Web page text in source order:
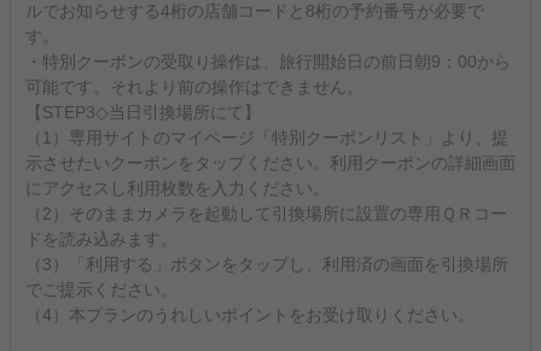
ルでお知らせする4桁の店舗コードと8桁の予約番号が必要で
す。
・特別クーポンの受取り操作は、旅行開始日の前日朝9：00から
可能です。それより前の操作はできません。
【STEP3◇当日引換場所にて】
（1）専用サイトのマイページ「特別クーポンリスト」より、提
示させたいクーポンをタップください。利用クーポンの詳細画面
にアクセスし利用枚数を入力ください。
（2）そのままカメラを起動して引換場所に設置の専用ＱＲコー
ドを読み込みます。
（3）「利用する」ボタンをタップし、利用済の画面を引換場所
でご提示ください。
（4）本プランのうれしいポイントをお受け取りください。